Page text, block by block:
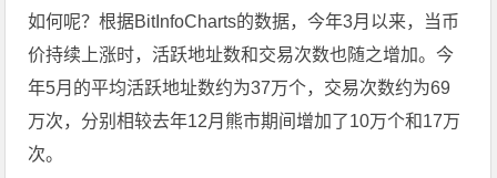
如何呢？根据BitInfoCharts的数据，今年3月以来，当币
价持续上涨时，活跃地址数和交易次数也随之增加。今
年5月的平均活跃地址数约为37万个，交易次数约为69
万次，分别相较去年12月熊市期间增加了10万个和17万
次。